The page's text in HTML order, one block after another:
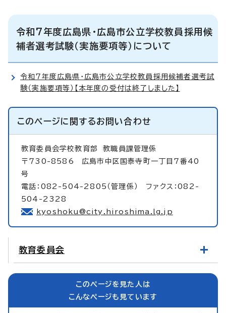
令和7年度広島県・広島市公立学校教員採用候
補者選考試験（実施要項等）について
令和7年度広島県・広島市公立学校教員採用候補者選考試
験（実施要項等）【本年度の受付は終了しました】
このページに関するお問い合わせ
教育委員会学校教育部教職員課管理係
〒730-8586 広島市中区国泰寺町一丁目7番40
号
電話：082-504-2805（管理係） ファクス：082-
504-2328
kyoshoku@city.hiroshima.lg.jp
教育委員会
このページを見た人は
こんなページも見ています